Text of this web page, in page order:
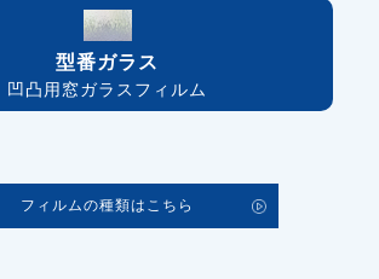
型番ガラス
凹凸用窓ガラスフィルム
フィルムの種類はこちら